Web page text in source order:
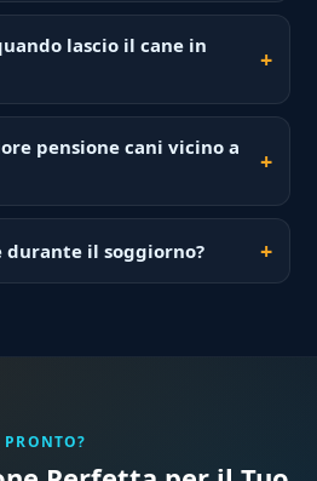
lascio il cane in
pensione cani vicino a
durante il soggiorno?
PRONTO?